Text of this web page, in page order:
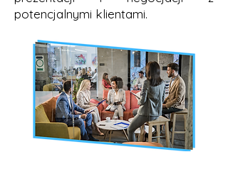
potencjalnymi klientami.